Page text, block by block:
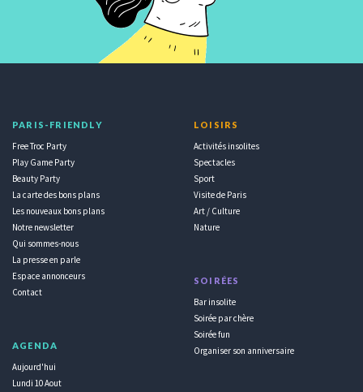
PARIS-FRIENDLY
Free Troc Party
Play Game Party
Beauty Party
La carte des bons plans
Les nouveaux bons plans
Notre newsletter
Qui sommes-nous
La presse en parle
Espace annonceurs
Contact
AGENDA
Aujourd'hui
Lundi 10 Aout
LOISIRS
Activités insolites
Spectacles
Sport
Visite de Paris
Art / Culture
Nature
SOIRÉES
Bar insolite
Soirée par chère
Soirée fun
Organiser son anniversaire